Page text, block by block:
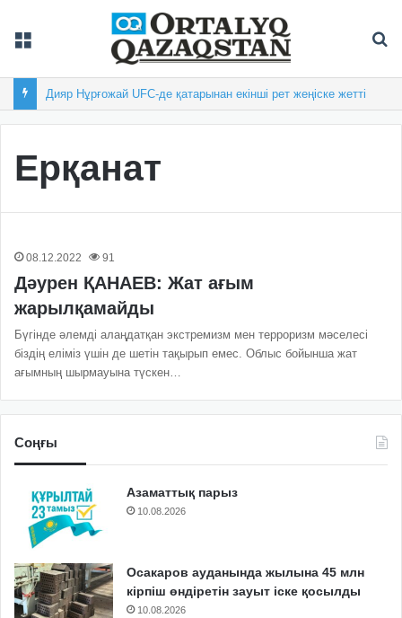
Дияр Нұрғожай UFC-де қатарынан екінші рет жеңіске жетті
Ерқанат
08.12.2022 91
Дәурен ҚАНАЕВ: Жат ағым
жарылқамайды
Бүгінде әлемді алаңдатқан экстремизм мен терроризм мәселесі
біздің еліміз үшін де шетін тақырып емес. Облыс бойынша жат
ағымның шырмауына түскен…
Соңғы
Азаматтық парыз
10.08.2026
Осакаров ауданында жылына 45 млн
кірпіш өндіретін зауыт іске қосылды
10.08.2026